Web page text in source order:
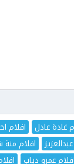
غادة عادل افلام
افلام
افلام عمرو دياب